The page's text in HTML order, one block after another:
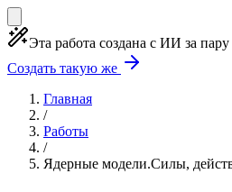
Эта работа создана с ИИ за
Создать такую же
Главная
/
Работы
/
Ядерные модели.Силы,